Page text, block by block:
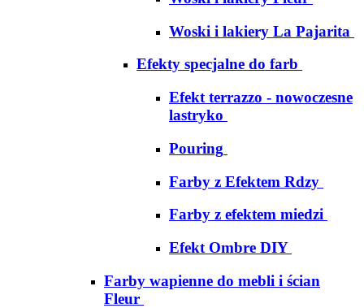
Woski i lakiery La Pajarita
Efekty specjalne do farb
Efekt terrazzo - nowoczesne
lastryko
Pouring
Farby z Efektem Rdzy
Farby z efektem miedzi
Efekt Ombre DIY
Farby wapienne do mebli i ścian
Fleur